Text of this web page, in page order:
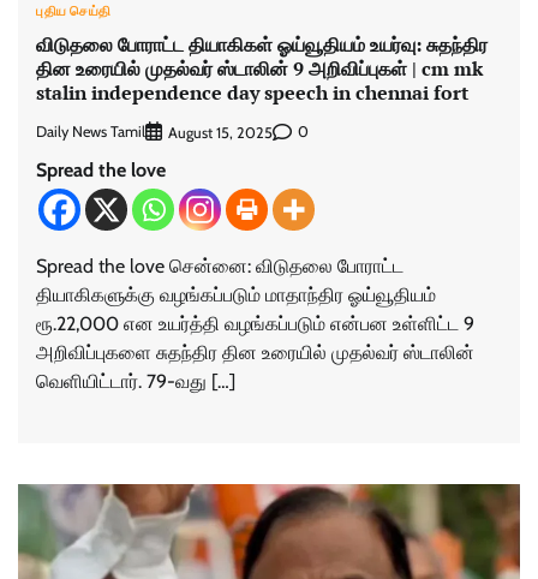
புதிய செய்தி
விடுதலை போராட்ட தியாகிகள் ஓய்வூதியம் உயர்வு: சுதந்திர
தின உரையில் முதல்வர் ஸ்டாலின் 9 அறிவிப்புகள் | cm mk
stalin independence day speech in chennai fort
Daily News Tamil August 15, 2025 0
Spread the love
Spread the love சென்னை: விடுதலை போராட்ட
தியாகிகளுக்கு வழங்கப்படும் மாதாந்திர ஓய்வூதியம்
ரூ.22,000 என உயர்த்தி வழங்கப்படும் என்பன உள்ளிட்ட 9
அறிவிப்புகளை சுதந்திர தின உரையில் முதல்வர் ஸ்டாலின்
வெளியிட்டார். 79-வது […]